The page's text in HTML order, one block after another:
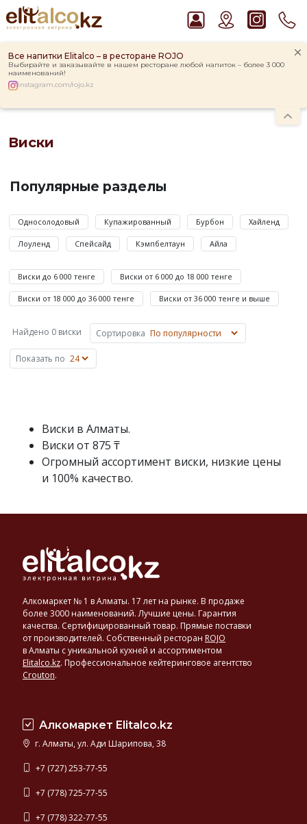
Все напитки Elitalco – в ресторане ROJO
Выбирайте и заказывайте в нашем ресторане любой напиток – более 3 000
наименований!
instagram.com/rojo.kz
Джин Gordon`s London Dry Gin 37,5%
Водка Smirnoff Red Vodka 37,5%
Виски
наименование
алкогольного
напитка,
получаемого
дистилляции
зернового
сусла
основе
ячменя,
пшеницы,
Основные
объемы
виски
производят
Канаде,
известен
также
японский
виски.
нас
найдете
огромный
купажированного
превосходного
Популярные разделы
Односолодовый Купажированный Бурбон Хайленд
Лоуленд Спейсайд Кэмпбелтаун Айла
Виски до 6 000 тенге Виски от 6 000 до 18 000 тенге
Виски от 18 000 до 36 000 тенге Виски от 36 000 тенге и выше
Найдено 0 виски Сортировка
Показать по
Виски в Алматы.
Виски от 875 ₸
Огромный ассортимент виски, низкие цены
и 100% качество.
Алкомаркет № 1 в Алматы. 17 лет на рынке. В продаже
более 3000 наименований. Лучшие цены. Гарантия
качества. Сертифицированный товар. Прямые поставки
от производителей. Собственный ресторан ROJO
в Алматы с уникальной кухней и ассортиментом
Elitalco.kz. Профессиональное кейтеринговое агентство
Crouton.
Алкомаркет Elitalco.kz
г. Алматы, ул. Ади Шарипова, 38
+7 (727) 253-77-55
+7 (778) 725-77-55
+7 (778) 322-77-55